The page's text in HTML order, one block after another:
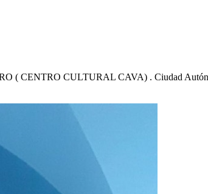
( CENTRO CULTURAL CAVA) . Ciudad